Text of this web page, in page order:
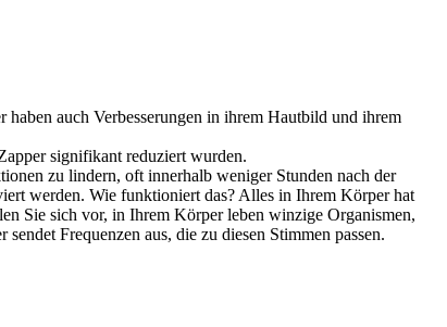
auch Verbesserungen in ihrem Hautbild und ihrem
signifikant reduziert wurden​​.
zu lindern, oft innerhalb weniger Stunden nach der
werden. Wie funktioniert das? Alles in Ihrem Körper hat
Sie sich vor, in Ihrem Körper leben winzige Organismen,
Frequenzen aus, die zu diesen Stimmen passen.